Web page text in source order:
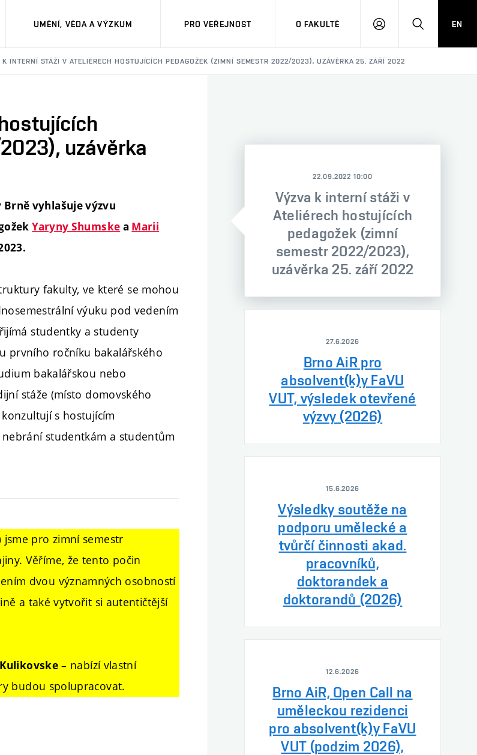
UMĚNÍ, VĚDA A VÝZKUM PRO VEŘEJNOST O FAKULTĚ
PŘIHLÁSITHLEDAT
EN
K INTERNÍ STÁŽI V ATELIÉRECH HOSTUJÍCÍCH PEDAGOŽEK (ZIMNÍ SEMESTR 2022/2023), UZÁVĚRKA 25. ZÁŘÍ 2022
uzávěrka
vyhlašuje výzvu
Yaryny Shumske a Marii
fakulty, ve které se mohou
výuku pod vedením
studentky a studenty
prvního ročníku bakalářského
bakalářskou nebo
stáže (místo domovského
s hostujícím
studentkám a studentům
jsme pro zimní semestr
Věříme, že tento počin
dvou významných osobností
a také vytvořit si autentičtější
– nabízí vlastní
budou spolupracovat.
22.09.2022 10:00
Výzva k interní stáži v
Ateliérech hostujících
pedagožek (zimní
semestr 2022/2023),
uzávěrka 25. září 2022
27.6.2026
Brno AiR pro
absolvent(k)y FaVU
VUT, výsledek otevřené
výzvy (2026)
15.6.2026
Výsledky soutěže na
podporu umělecké a
tvůrčí činnosti akad.
pracovníků,
doktorandek a
doktorandů (2026)
12.6.2026
Brno AiR, Open Call na
uměleckou rezidenci
pro absolvent(k)y FaVU
VUT (podzim 2026),